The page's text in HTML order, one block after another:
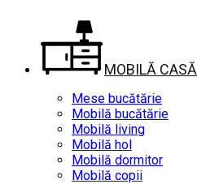
MOBILĂ CASĂ
Mese bucătărie
Mobilă bucătărie
Mobilă living
Mobilă hol
Mobilă dormitor
Mobilă copii